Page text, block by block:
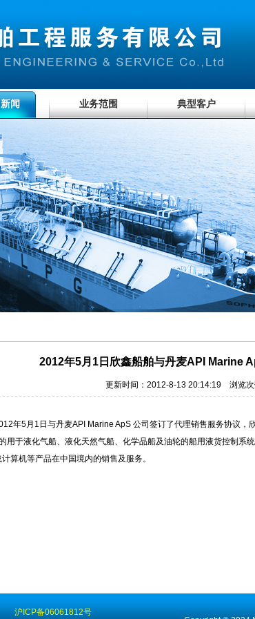
闻 业务范围 典型客户
2012年5月1日欣鑫船舶与丹麦API Marine
更新时间：2012-8-13 20:14:19 浏览
年5月1日与丹麦API Marine ApS 公司签订了代理销售服务协议，
用于液化气船、液化天然气船、化学品船及油轮的船用液货控制系
算机等产品在中国境内的销售及服务。
沪ICP备06061812号